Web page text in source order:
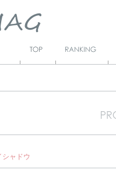
シャドウ